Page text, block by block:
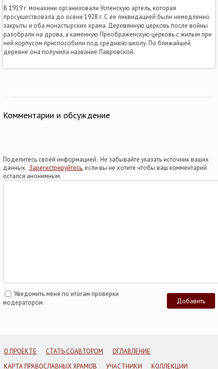
В 1919 г. монахини организовали Успенскую артель, которая
просуществовала до осени 1928 г. С ее ликвидацией были немедленно
закрыты и оба монастырских храма. Деревянную церковь после войны
разобрали на дрова, а каменную Преображенскую церковь с жилым при
ней корпусом приспособили под среднюю школу. По ближайшей
деревне она получила название Лавровской.
Комментарии и обсуждение
Поделитесь своей информацией. Не забывайте указать источник ваших
данных. Зарегистрируйтесь, если вы не хотите чтобы ваш комментарий
остался анонимным.
Уведомить меня по итогам проверки
модератором
О ПРОЕКТЕ СТАТЬ СОАВТОРОМ
ОГЛАВЛЕНИЕ
КАРТА ПРАВОСЛАВНЫХ ХРАМОВ
УЧАСТНИКИ КОЛЛЕКЦИИ